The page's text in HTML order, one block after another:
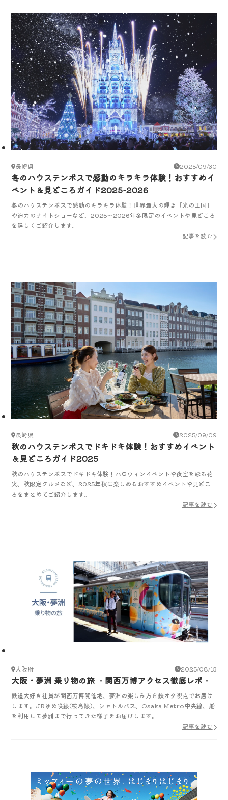
長崎県 2025/09/30
冬のハウステンボスで感動のキラキラ体験！おすすめイ
ベント＆見どころガイド2025-2026
冬のハウステンボスで感動のキラキラ体験！世界最大の輝き「光の王国」
や迫力のナイトショーなど、2025～2026年冬限定のイベントや見どころ
を詳しくご紹介します。
記事を読む
長崎県 2025/09/09
秋のハウステンボスでドキドキ体験！おすすめイベント
＆見どころガイド2025
秋のハウステンボスでドキドキ体験！ハロウィンイベントや夜空を彩る花
火、秋限定グルメなど、2025年秋に楽しめるおすすめイベントや見どこ
ろをまとめてご紹介します。
記事を読む
大阪府 2025/08/13
大阪・夢洲 乗り物の旅 ‐関西万博アクセス徹底レポ‐
鉄道大好き社員が関西万博開催地、夢洲の楽しみ方を鉄オタ視点でお届け
します。JRゆめ咲線(桜島線)、シャトルバス、Osaka Metro中央線、船
を利用して夢洲まで行ってきた様子をお届けします。
記事を読む